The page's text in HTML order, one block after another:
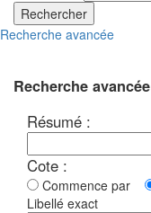
Rechercher
Recherche avancée
Recherche avancée
Résumé :
Cote :
Commence par
Libellé exact